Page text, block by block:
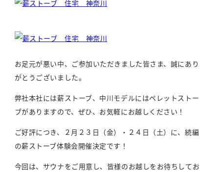
お足元が悪い中、ご参加いただきました皆さま、誠にあり
がとうございました。
弊社本社には薪ストーブ、中川モデルにはペレットストー
ブがありますので、ぜひ、お気軽にお越しください！
ご好評につき、２月２３日（金）・２４日（土）に、続編
の薪ストーブ体験会開催決定です！
今回は、サウナをご用意し、皆様のお越しをお待ちしてお